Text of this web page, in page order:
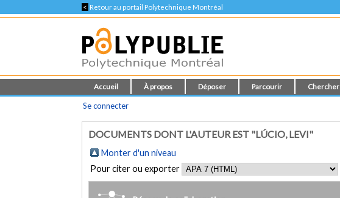
< Retour au portail Polytechnique Montréal
Accueil À propos Déposer Parcourir Chercher
Se connecter
DOCUMENTS DONT L'AUTEUR EST "LÚCIO, LEVI"
Monter d'un niveau
Pour citer ou exporter